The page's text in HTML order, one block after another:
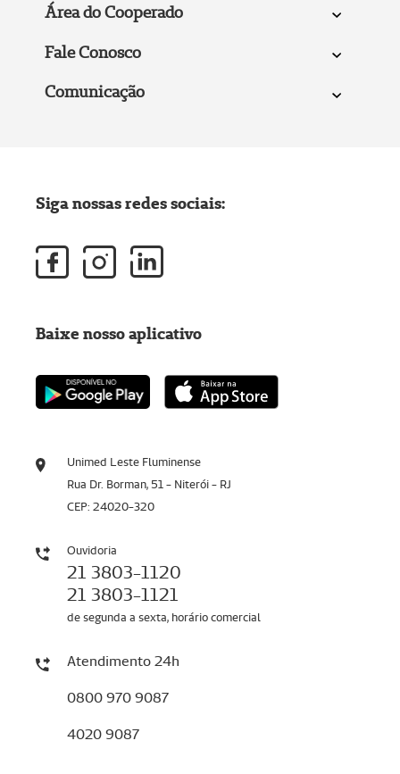
Área do Cooperado
Fale Conosco
Comunicação
Unimed Leste Fluminense
Rua Dr. Borman, 51 - Niterói - RJ
CEP: 24020-320
Ouvidoria
21 3803-1120
21 3803-1121
de segunda a sexta, horário comercial
Atendimento 24h
0800 970 9087
4020 9087
Siga nossas redes sociais:
Baixe nosso aplicativo